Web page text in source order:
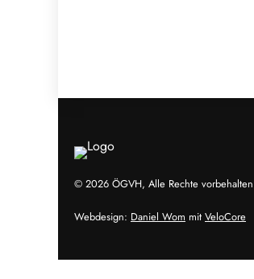
© 2026 ÖGVH, Alle Rechte vorbehalten
Webdesign: Daniel Wom mit VeloCore